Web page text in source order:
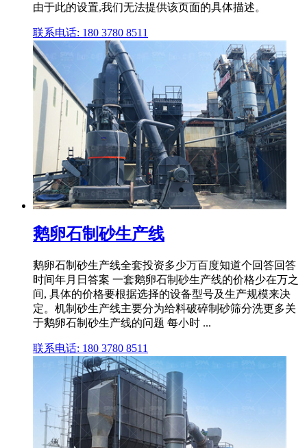
由于此的设置,我们无法提供该页面的具体描述。
联系电话: 180 3780 8511
鹅卵石制砂生产线
鹅卵石制砂生产线全套投资多少万百度知道个回答回答
时间年月日答案 一套鹅卵石制砂生产线的价格少在万之
间, 具体的价格要根据选择的设备型号及生产规模来决
定。机制砂生产线主要分为给料破碎制砂筛分洗更多关
于鹅卵石制砂生产线的问题 每小时 ...
联系电话: 180 3780 8511